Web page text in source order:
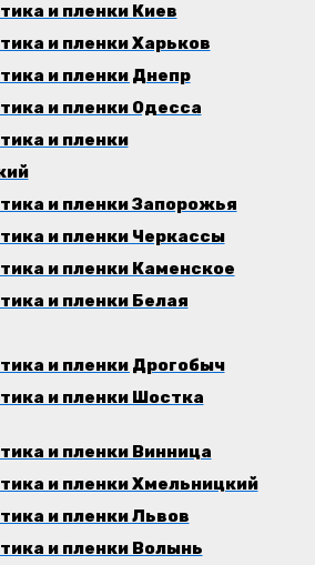
и пленки Киев
и пленки Харьков
и пленки Днепр
и пленки Одесса
и пленки
и пленки Запорожья
и пленки Черкассы
и пленки Каменское
и пленки Белая
и пленки Дрогобыч
и пленки Шостка
и пленки Винница
и пленки Хмельницкий
и пленки Львов
и пленки Волынь